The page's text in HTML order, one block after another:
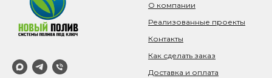
О компании
Реализованные проекты
Контакты
Как сделать заказ
Доставка и оплата